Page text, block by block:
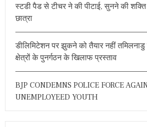
स्टडी पैड से टीचर ने की पीटाई, सुनने की शक्ति
छात्रा
डीलिमिटेशन पर झुकने को तैयार नहीं तमिलनाडु
क्षेत्रों के पुनर्गठन के खिलाफ प्रस्ताव
BJP CONDEMNS POLICE FORCE
UNEMPLOYEED YOUTH